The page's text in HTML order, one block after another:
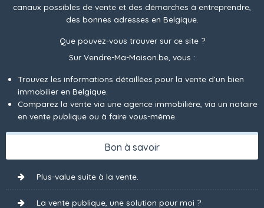
canaux possibles de vente et des démarches à entreprendre,
des bonnes adresses en Belgique.
Que pouvez-vous trouver sur ce site ?
Sur Vendre-Ma-Maison.be, vous :
Trouvez les informations détaillées pour la vente d’un bien
immobilier en Belgique.
Comparez la vente via une agence immobilière, via un notaire
en vente publique ou à faire vous-même.
Bon à savoir
Plus-value suite à la vente.
La vente publique, une solution pour moi ?